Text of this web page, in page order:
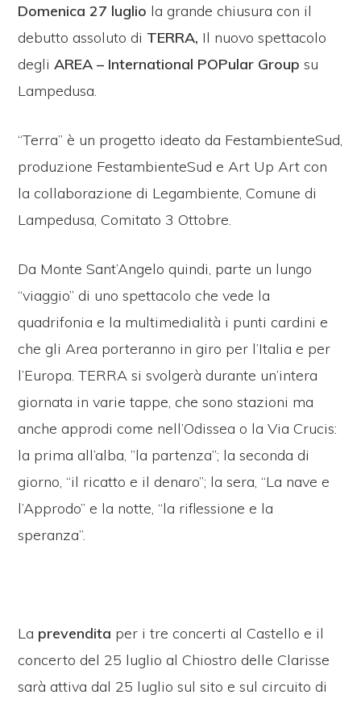
Domenica 27 luglio la grande chiusura con il
debutto assoluto di TERRA, Il nuovo spettacolo
degliAREA – International POPular Group su
Lampedusa.
“Terra” è un progetto ideato da FestambienteSud,
produzione FestambienteSud e Art Up Art con
la collaborazione di Legambiente, Comune di
Lampedusa, Comitato 3 Ottobre.
Da Monte Sant’Angelo quindi, parte un lungo
“viaggio” di uno spettacolo che vede la
quadrifonia e la multimedialità i punti cardini e
che gli Area porteranno in giro per l’Italia e per
l’Europa. TERRA si svolgerà durante un’intera
giornata in varie tappe, che sono stazioni ma
anche approdi come nell’Odissea o la Via Crucis:
la prima all’alba, ”la partenza”; la seconda di
giorno, “il ricatto e il denaro”; la sera, “La nave e
l’Approdo” e la notte, “la riflessione e la
speranza”.
La prevendita per i tre concerti al Castello e il
concerto del 25 luglio al Chiostro delle Clarisse
sarà attiva dal 25 luglio sul sito e sul circuito di